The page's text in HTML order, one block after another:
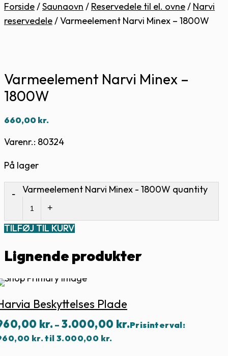
Forside/Saunaovn / Reservedele til el. ovne/ Narvi
reservedele/Varmeelement Narvi Minex – 1800W
Varmeelement Narvi Minex –
1800W
660,00 kr.
Varenr.: 80324
På lager
Varmeelement Narvi Minex - 1800W quantity
TILFØJ TIL KURV
Lignende produkter
Beskyttelses Plade
kr. – 3.000,00 kr.Prisinterval:
kr. til 3.000,00 kr.